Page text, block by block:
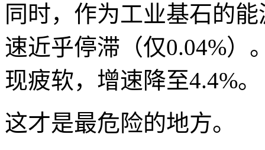
同时，作为工业基石的
速近乎停滞（仅0.04%）
现疲软，增速降至4.4%。
这才是最危险的地方。